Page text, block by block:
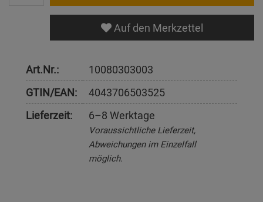
Auf den Merkzettel
Art.Nr.:
10080303003
GTIN/EAN:
4043706503525
Lieferzeit:
6–8 Werktage
Voraussichtliche Lieferzeit,
Abweichungen im Einzelfall
möglich.